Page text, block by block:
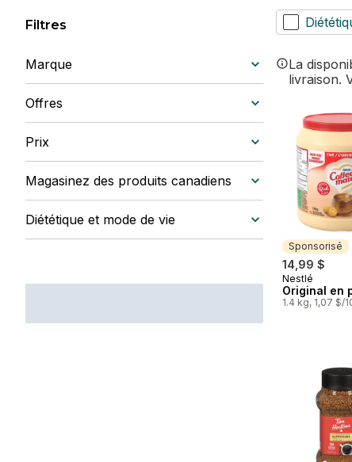
Filtres
Marque
Offres
Prix
Magasinez des produits canadiens
Diététique et mode de vie
La
livraison.
Sponsorisé
14,99 $
Sponsorisé
Nestlé
Original en
1.4 kg, 1,07 $/